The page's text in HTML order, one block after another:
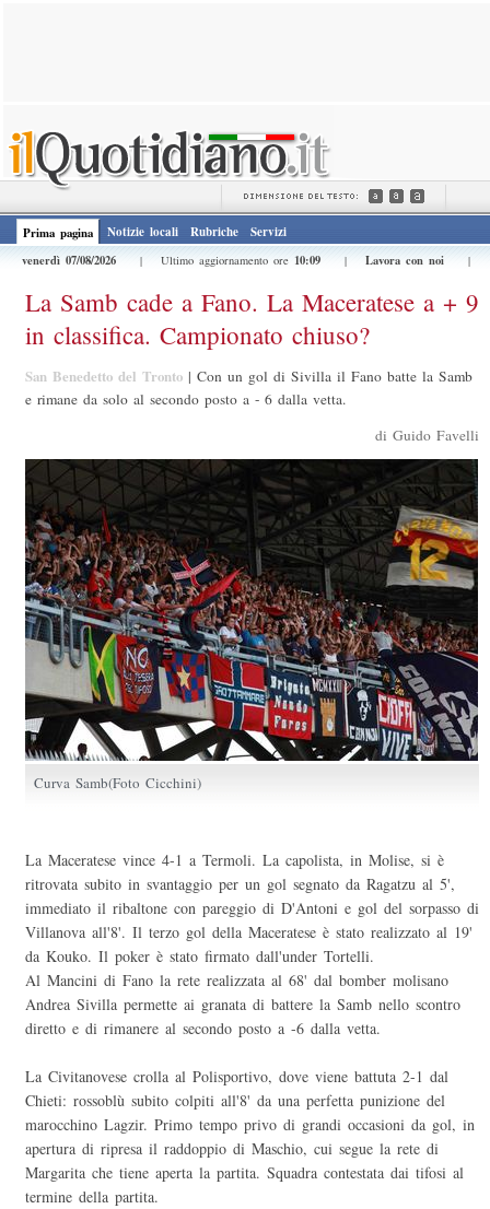
Prima pagina Notizie locali Rubriche
Servizi
venerdì 07/08/2026
| Ultimo aggiornamento ore 10:09 | Lavora con noi |
La Samb cade a Fano. La Maceratese a + 9
in classifica. Campionato chiuso?
San Benedetto del Tronto | Con un gol di Sivilla il Fano batte la Samb
e rimane da solo al secondo posto a - 6 dalla vetta.
di Guido Favelli
Curva Samb(Foto Cicchini)
La Maceratese vince 4-1 a Termoli. La capolista, in Molise, si è
ritrovata subito in svantaggio per un gol segnato da Ragatzu al 5',
immediato il ribaltone con pareggio di D'Antoni e gol del sorpasso di
Villanova all'8'. Il terzo gol della Maceratese è stato realizzato al 19'
da Kouko. Il poker è stato firmato dall'under Tortelli.
Al Mancini di Fano la rete realizzata al 68' dal bomber molisano
Andrea Sivilla permette ai granata di battere la Samb nello scontro
diretto e di rimanere al secondo posto a -6 dalla vetta.
La Civitanovese crolla al Polisportivo, dove viene battuta 2-1 dal
Chieti: rossoblù subito colpiti all'8' da una perfetta punizione del
marocchino Lagzir. Primo tempo privo di grandi occasioni da gol, in
apertura di ripresa il raddoppio di Maschio, cui segue la rete di
Margarita che tiene aperta la partita. Squadra contestata dai tifosi al
termine della partita.